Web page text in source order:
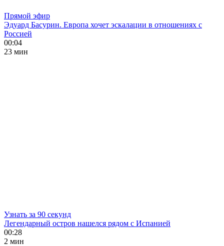
Прямой эфир
Эдуард Басурин. Европа хочет эскалации в отношениях с
Россией
00:04
23 мин
Узнать за 90 секунд
Легендарный остров нашелся рядом с Испанией
00:28
2 мин